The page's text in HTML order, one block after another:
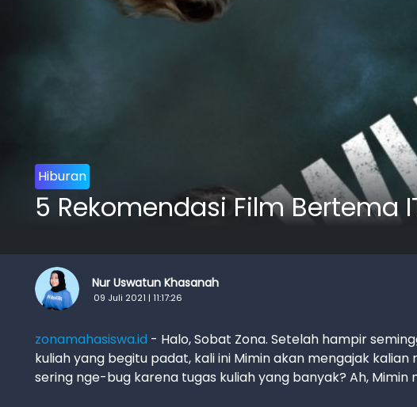
Hiburan
5 Rekomendasi Film Bertema
Nur Uswatun Khasanah
09 Juli 2021 | 11:17:26
zonamahasiswa.id - Halo, Sobat Zona. Setelah hampir
kuliah yang begitu padat, kali ini Mimin akan mengajak
sering nge-bug karena tugas kuliah yang banyak? Ah, Mimin